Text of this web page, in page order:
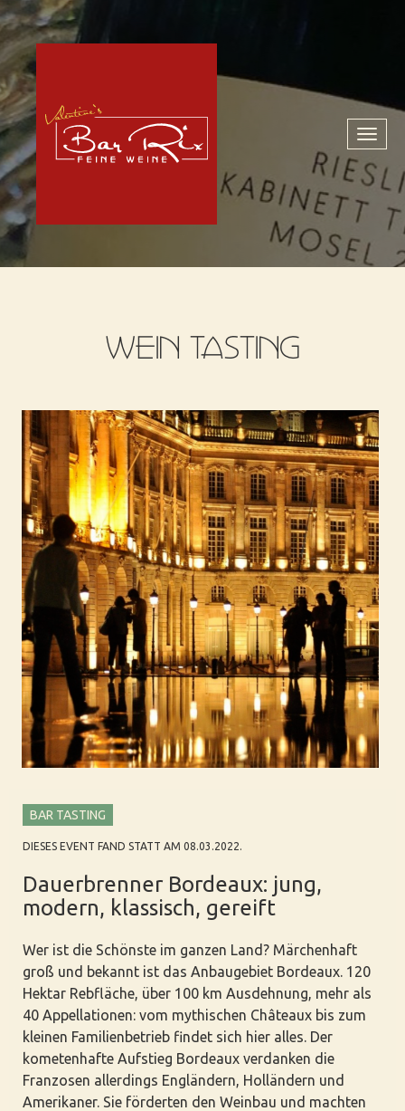
Toggle
WEIN TASTING
BAR TASTING
DIESES EVENT FAND STATT AM 08.03.2022.
Dauerbrenner Bordeaux: jung,
modern, klassisch, gereift
Wer ist die Schönste im ganzen Land? Märchenhaft
groß und bekannt ist das Anbaugebiet Bordeaux. 120
Hektar Rebfläche, über 100 km Ausdehnung, mehr als
40 Appellationen: vom mythischen Châteaux bis zum
kleinen Familienbetrieb findet sich hier alles. Der
kometenhafte Aufstieg Bordeaux verdanken die
Franzosen allerdings Engländern, Holländern und
Amerikaner. Sie förderten den Weinbau und machten